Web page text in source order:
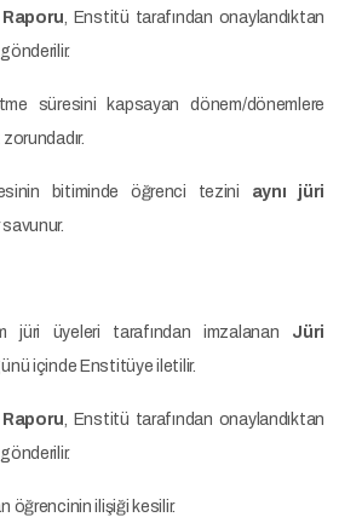
, Enstitü tarafından onaylandıktan
süresini kapsayan dönem/dönemlere
zorundadır.
bitiminde öğrenci tezini aynı jüri
jüri üyeleri tarafından imzalanan Jüri
içinde Enstitüye iletilir.
, Enstitü tarafından onaylandıktan
öğrencinin ilişiği kesilir.